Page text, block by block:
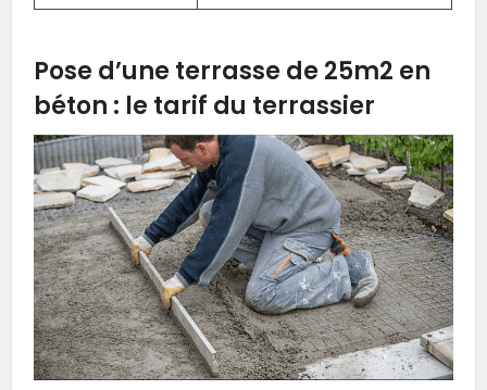
Pose d’une terrasse de 25m2 en
béton : le tarif du terrassier